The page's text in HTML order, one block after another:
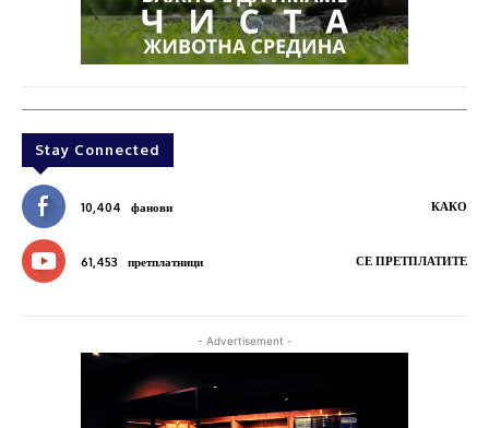
Stay Connected
10,404 фанови КАКО
61,453 претплатници СЕ ПРЕТПЛАТИТЕ
- Advertisement -